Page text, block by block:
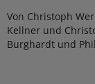
Von Christoph
Kellner und
Burghardt und